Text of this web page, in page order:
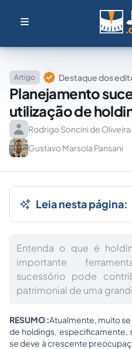
Artigo Destaque dos
Planejamento
utilização de
Rodrigo Soncini de
Gustavo Marsola Pansani
Leia nesta página:
Entenda o que é
importante
sucessório pode
patrimonial de uma
RESUMO :Atualmente, muito
de holdings, especificamente,
se deve à crescente